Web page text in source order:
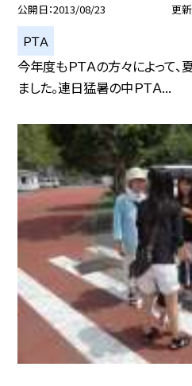
公開日 2013/08/23 更
ＰＴＡ
今年度もＰＴＡの方々によって
ました。連日猛暑の中ＰＴＡ...